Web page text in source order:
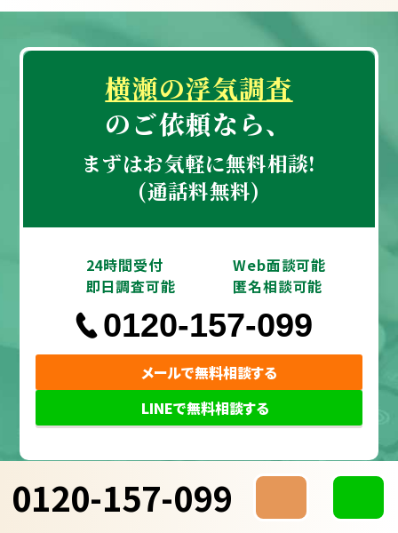
0120-157-099
横瀬の浮気調査
のご依頼なら、
まずはお気軽に無料相談!
(通話料無料)
24時間受付
Web面談可能
即日調査可能
匿名相談可能
0120-157-099
メールで無料相談する
LINEで無料相談する
調査料金